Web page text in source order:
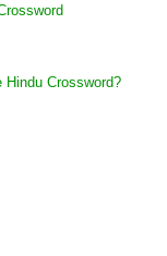
Crossword?